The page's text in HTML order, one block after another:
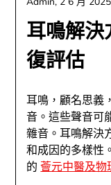
耳鳴解決
復評估
耳鳴，顧名思義
音。這些聲音可
雜音。耳鳴解決
和成因的多樣性
的薈元中醫及